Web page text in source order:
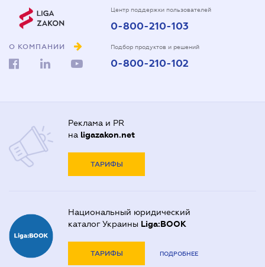
О КОМПАНИИ
Центр поддержки пользователей
0-800-210-103
Подбор продуктов и решений
0-800-210-102
Реклама и PR
на ligazakon.net
ТАРИФЫ
Национальный юридический
каталог Украины Liga:BOOK
ТАРИФЫ ПОДРОБНЕЕ